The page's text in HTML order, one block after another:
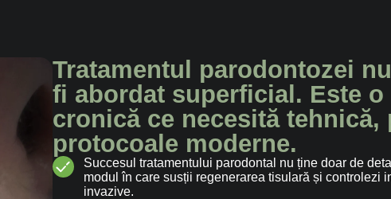
Tratamentul parodontozei
fi abordat superficial. Este
cronică ce necesită tehnică,
protocoale moderne.
Succesul tratamentului parodontal nu ține doar de
modul în care susții regenerarea tisulară și controlezi
invazive.